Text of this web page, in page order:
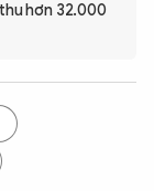
hơn 32.000